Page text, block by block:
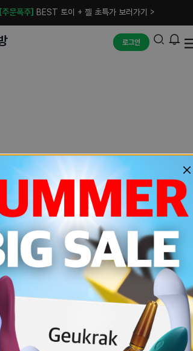
[주문폭주] BEST 토이 + 젤 초특가 보러가기 >
로그인
예상치 못한 에러입니다.